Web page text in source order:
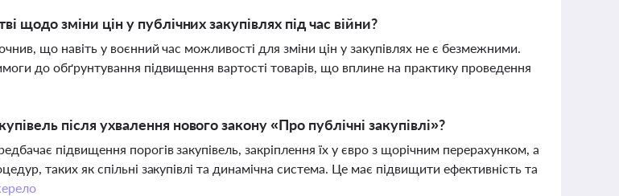
щодо зміни цін у публічних закупівлях під час війни?
що навіть у воєнний час можливості для зміни цін у закупівлях не є безмежними.
до обґрунтування підвищення вартості товарів, що вплине на практику проведення
після ухвалення нового закону «Про публічні закупівлі»?
підвищення порогів закупівель, закріплення їх у євро з щорічним перерахунком, а
таких як спільні закупівлі та динамічна система. Це має підвищити ефективність та